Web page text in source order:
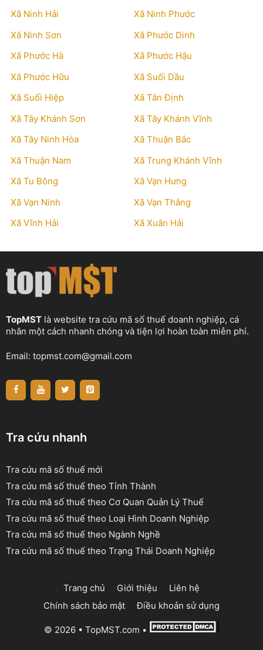
Xã Ninh Hải
Xã Ninh Phước
Xã Ninh Sơn
Xã Phước Dinh
Xã Phước Hà
Xã Phước Hậu
Xã Phước Hữu
Xã Suối Dầu
Xã Suối Hiệp
Xã Tân Định
Xã Tây Khánh Sơn
Xã Tây Khánh Vĩnh
Xã Tây Ninh Hòa
Xã Thuận Bắc
Xã Thuận Nam
Xã Trung Khánh Vĩnh
Xã Tu Bông
Xã Vạn Hưng
Xã Vạn Ninh
Xã Vạn Thắng
Xã Vĩnh Hải
Xã Xuân Hải
TopMST là website tra cứu mã số thuế doanh nghiệp, cá
nhân một cách nhanh chóng và tiện lợi hoàn toàn miễn phí.
Email: topmst.com@gmail.com
Tra cứu nhanh
Tra cứu mã số thuế mới
Tra cứu mã số thuế theo Tỉnh Thành
Tra cứu mã số thuế theo Cơ Quan Quản Lý Thuế
Tra cứu mã số thuế theo Loại Hình Doanh Nghiệp
Tra cứu mã số thuế theo Ngành Nghề
Tra cứu mã số thuế theo Trạng Thái Doanh Nghiệp
Trang chủ Giới thiệu
Liên hệ
Chính sách bảo mật
Điều khoản sử dụng
© 2026 • TopMST.com •